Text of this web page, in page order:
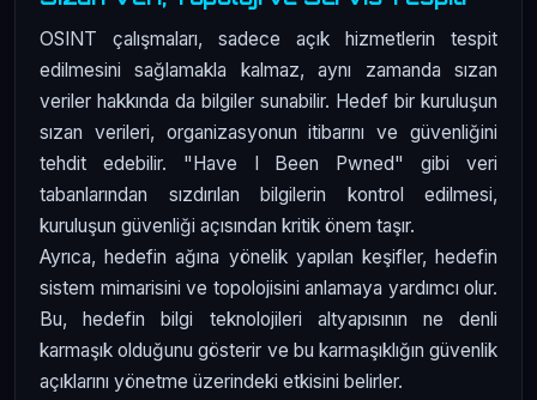
OSINT çalışmaları, sadece açık hizmetlerin tespit
edilmesini sağlamakla kalmaz, aynı zamanda sızan
veriler hakkında da bilgiler sunabilir. Hedef bir kuruluşun
sızan verileri, organizasyonun itibarını ve güvenliğini
tehdit edebilir. "Have I Been Pwned" gibi veri
tabanlarından sızdırılan bilgilerin kontrol edilmesi,
kuruluşun güvenliği açısından kritik önem taşır.
Ayrıca, hedefin ağına yönelik yapılan keşifler, hedefin
sistem mimarisini ve topolojisini anlamaya yardımcı olur.
Bu, hedefin bilgi teknolojileri altyapısının ne denli
karmaşık olduğunu gösterir ve bu karmaşıklığın güvenlik
açıklarını yönetme üzerindeki etkisini belirler.